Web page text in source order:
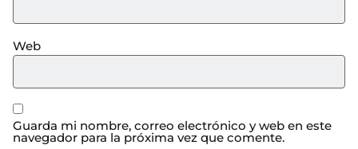
Web
Guarda mi nombre, correo electrónico y web en este
navegador para la próxima vez que comente.